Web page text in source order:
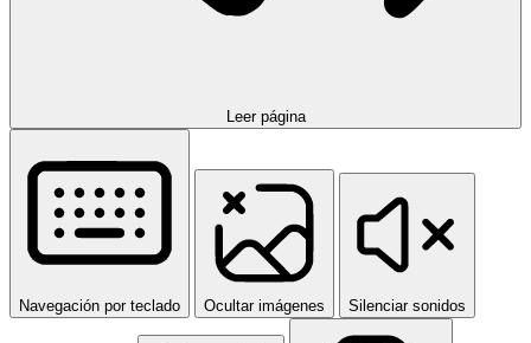
Leer página
Navegación por teclado Ocultar imágenes Silenciar sonidos